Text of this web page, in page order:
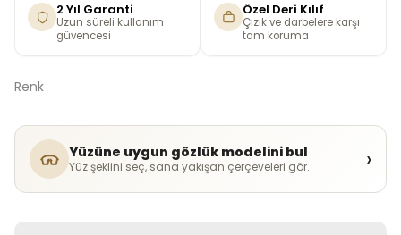
2 Yıl Garanti
Uzun süreli kullanım
güvencesi
Özel Deri Kılıf
Çizik ve darbelere karşı
tam koruma
Renk
Yüzüne uygun gözlük modelini bul
Yüz şeklini seç, sana yakışan çerçeveleri gör. ›